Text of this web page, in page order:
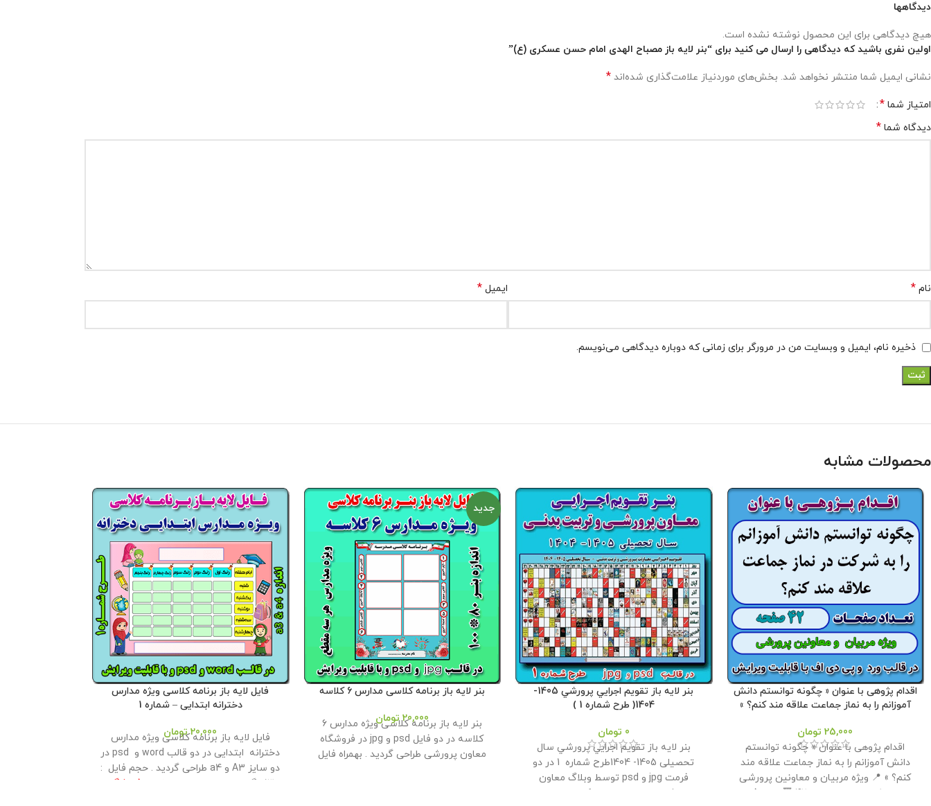
دیدگاهها
هیچ دیدگاهی برای این محصول نوشته نشده است.
اولین نفری باشید که دیدگاهی را ارسال می کنید برای “بنر لایه باز مصباح الهدی امام حسن عسکری (ع)”
نشانی ایمیل شما منتشر نخواهد شد. بخش‌های موردنیاز علامت‌گذاری شده‌اند *
امتیاز شما *
دیدگاه شما *
نام * ایمیل *
ذخیره نام، ایمیل و وبسایت من در مرورگر برای زمانی که دوباره دیدگاهی می‌نویسم.
محصولات مشابه
اقدام پژوهی با عنوان « چگونه توانستم دانش
آموزانم را به نماز جماعت علاقه مند کنم؟ »
25,000 تومان
اقدام پژوهی با عنوان « چگونه توانستم
دانش آموزانم را به نماز جماعت علاقه مند
کنم؟ » 📍 ویژه مربیان و معاونین پرورشی
مدارس 📌 تعداد صفحات : 42 🔻 حجم فایل :
بنر لايه باز تقويم اجرايي پرورشي 1405-
1404( طرح شماره 1 )
0 تومان
بنر لايه باز تقويم اجرايي پرورشي سال
تحصیلی 1405- 1404طرح شماره 1 در دو
فرمت jpg و psd توسط وبلاگ معاون
پرورشي براي استفاده همكاران طراحي و
جدید
بنر لایه باز برنامه کلاسی مدارس 6 کلاسه
20,000 تومان
بنر لایه باز برنامه کلاسی ویژه مدارس 6
کلاسه در دو فایل psd و jpg در فروشگاه
معاون پرورشی طراحی گردید . بهمراه فایل
فایل لایه باز برنامه کلاسی ویژه مدارس
دخترانه ابتدایی – شماره 1
20,000 تومان
فایل لایه باز برنامه کلاسی ویژه مدارس
دخترانه ابتدایی در دو قالب word و psd در
دو سایز A3 و a4 طراحی گردید . حجم فايل :
13 مگابايت
این محصول مختص فروشگاه